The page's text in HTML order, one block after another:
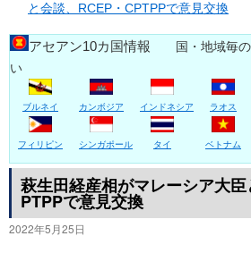
ン
ツ
へ
ス
キ
と会談、RCEP・CPTPPで意見交換
アセアン10カ国情報 国・地域毎の
い
ブルネイ カンボジア インドネシア ラオス
フィリピン シンガポール タイ ベトナム
萩生田経産相がマレーシア大
PTPPで意見交換
2022年5月25日